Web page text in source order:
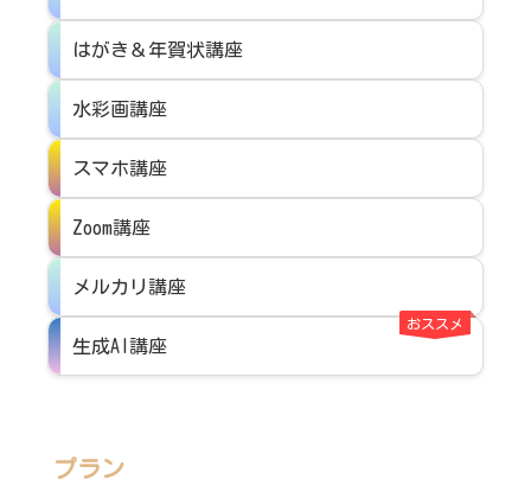
はがき＆年賀状講座
水彩画講座
スマホ講座
Zoom講座
メルカリ講座
生成AI講座
おススメ
プラン